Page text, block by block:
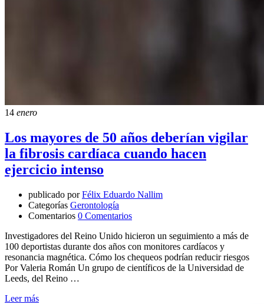
14 enero
Los mayores de 50 años deberían vigilar
la fibrosis cardíaca cuando hacen
ejercicio intenso
publicado por Félix Eduardo Nallim
Categorías Gerontología
Comentarios 0 Comentarios
Investigadores del Reino Unido hicieron un seguimiento a más de
100 deportistas durante dos años con monitores cardíacos y
resonancia magnética. Cómo los chequeos podrían reducir riesgos
Por Valeria Román Un grupo de científicos de la Universidad de
Leeds, del Reino …
Leer más